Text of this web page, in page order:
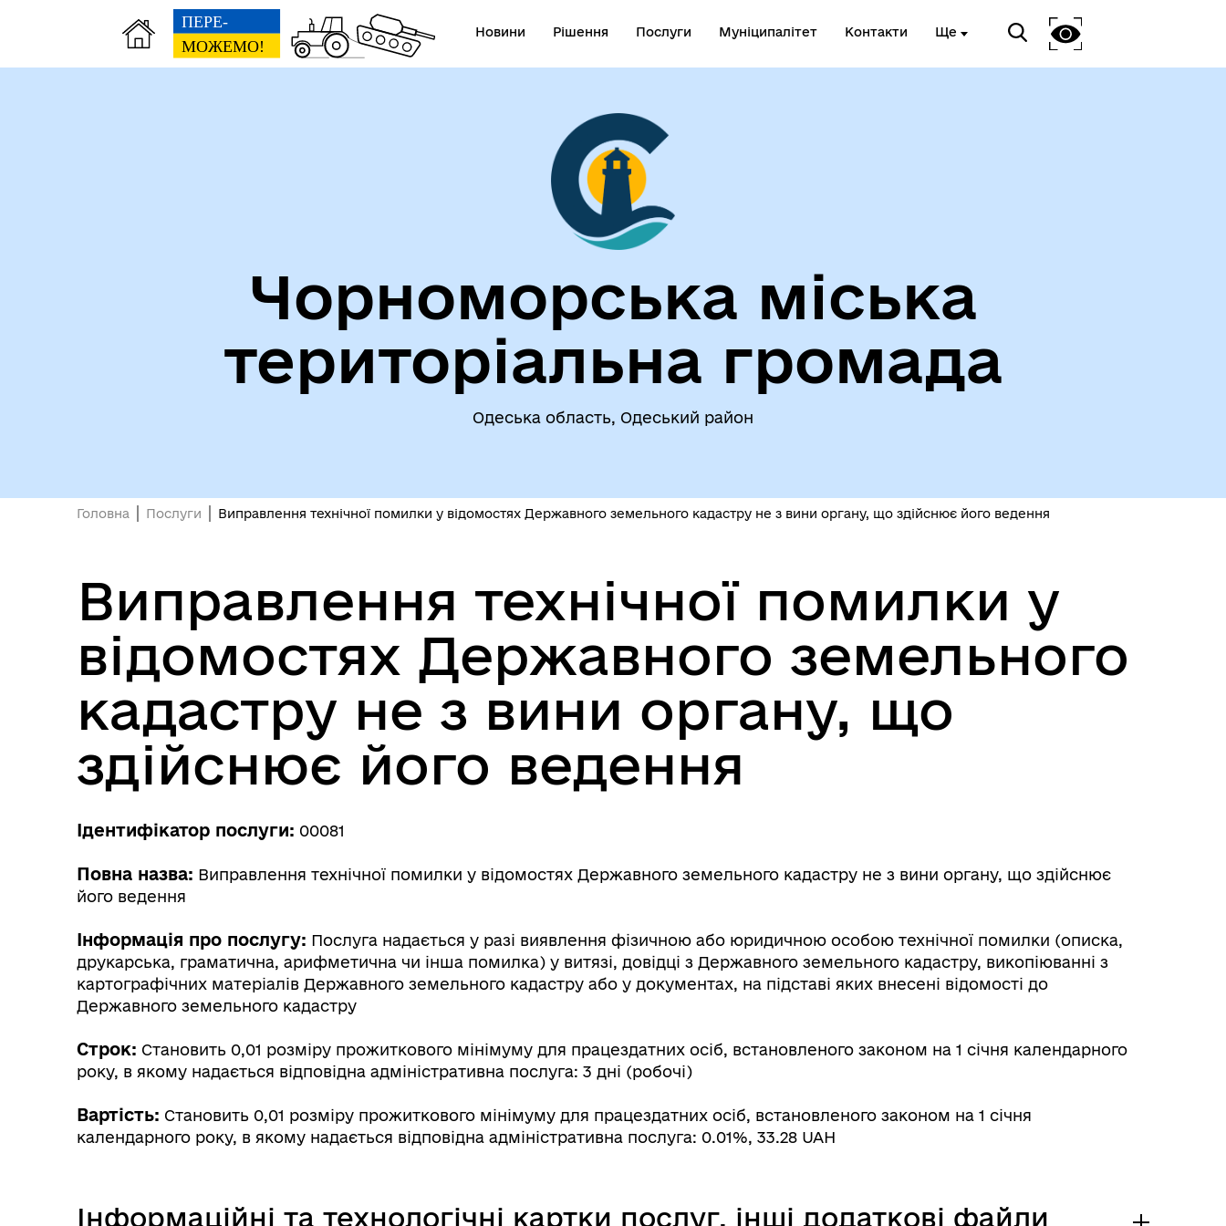
Новини Рішення Послуги Муніципалітет Контакти Ще
Колегіальні органи (ради,
Місцеві податки та збори
Герої не вмирають!
ВЕТЕРАНАМ
До уваги внутрішньо
переміщених осіб
Безбар’єрний простір
Чорноморська міська
територіальна громада
Одеська область, Одеський район
Головна Послуги Виправлення технічної помилки у відомостях Державного земельного кадастру не з вини органу, що здійснює його ведення
Виправлення технічної помилки у
відомостях Державного земельного
кадастру не з вини органу, що
здійснює його ведення
Ідентифікатор послуги: 00081
Повна назва: Виправлення технічної помилки у відомостях Державного земельного кадастру не з вини органу, що здійснює
його ведення
Інформація про послугу: Послуга надається у разі виявлення фізичною або юридичною особою технічної помилки (описка,
друкарська, граматична, арифметична чи інша помилка) у витязі, довідці з Державного земельного кадастру, викопіюванні з
картографічних матеріалів Державного земельного кадастру або у документах, на підставі яких внесені відомості до
Державного земельного кадастру
Строк: Становить 0,01 розміру прожиткового мінімуму для працездатних осіб, встановленого законом на 1 січня календарного
року, в якому надається відповідна адміністративна послуга: 3 дні (робочі)
Вартість: Становить 0,01 розміру прожиткового мінімуму для працездатних осіб, встановленого законом на 1 січня
календарного року, в якому надається відповідна адміністративна послуга: 0.01%, 33.28 UAH
Інформаційні та технологічні картки послуг, інші додаткові файли